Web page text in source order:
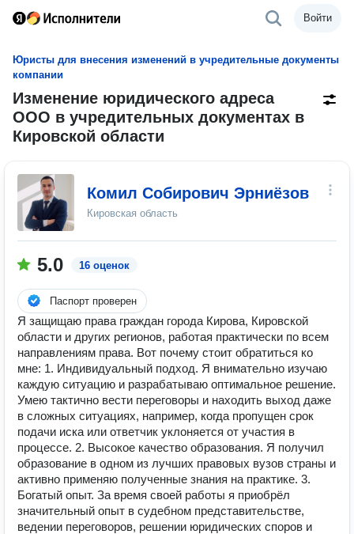
Войти
Юристы для внесения изменений в учредительные документы
компании
Изменение юридического адреса
ООО в учредительных документах в
Кировской области
Комил Собирович Эрниёзов
Кировская область
5.0 16 оценок
Паспорт проверен
Я защищаю права граждан города Кирова, Кировской
области и других регионов, работая практически по всем
направлениям права. Вот почему стоит обратиться ко
мне: 1. Индивидуальный подход. Я внимательно изучаю
каждую ситуацию и разрабатываю оптимальное решение.
Умею тактично вести переговоры и находить выход даже
в сложных ситуациях, например, когда пропущен срок
подачи иска или ответчик уклоняется от участия в
процессе. 2. Высокое качество образования. Я получил
образование в одном из лучших правовых вузов страны и
активно применяю полученные знания на практике. 3.
Богатый опыт. За время своей работы я приобрёл
значительный опыт в судебном представительстве,
ведении переговоров, решении юридических споров и